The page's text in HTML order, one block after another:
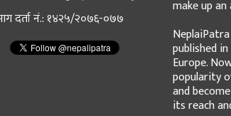
दर्ता नं.: १४२५/२०७६-०७७
make up
published
Europe.
popularity
and
its reach